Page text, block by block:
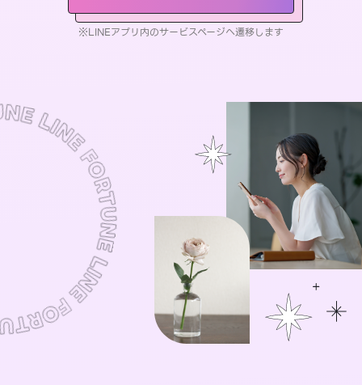
※LINEアプリ内のサービスページへ遷移します